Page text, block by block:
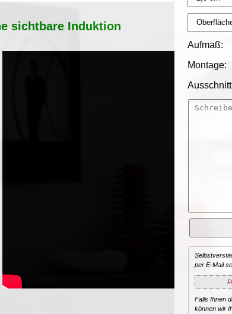
sichtbare Induktion
Aufmaß:
Montage:
per E-Mail
Falls Ihnen
können wir